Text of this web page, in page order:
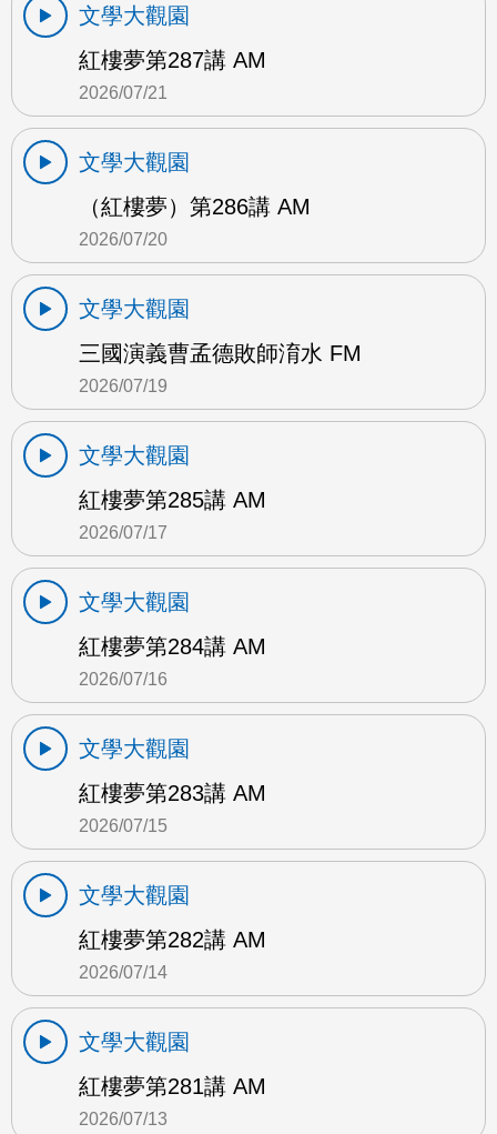
文學大觀園
紅樓夢第287講 AM
2026/07/21
文學大觀園
（紅樓夢）第286講 AM
2026/07/20
文學大觀園
三國演義曹孟德敗師淯水 FM
2026/07/19
文學大觀園
紅樓夢第285講 AM
2026/07/17
文學大觀園
紅樓夢第284講 AM
2026/07/16
文學大觀園
紅樓夢第283講 AM
2026/07/15
文學大觀園
紅樓夢第282講 AM
2026/07/14
文學大觀園
紅樓夢第281講 AM
2026/07/13